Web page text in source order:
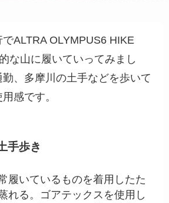
ALTRA OLYMPUS6 HIKE
な山に履いていってみまし
、多摩川の土手などを歩いて
感です。
手歩き
履いているものを着用したた
れる。ゴアテックスを使用し